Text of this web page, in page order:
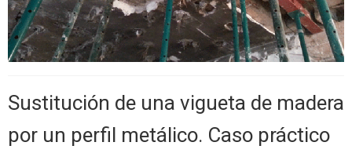
Sustitución de una vigueta de madera
por un perfil metálico. Caso práctico